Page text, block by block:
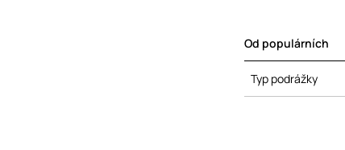
Od populárních
Typ podrážky